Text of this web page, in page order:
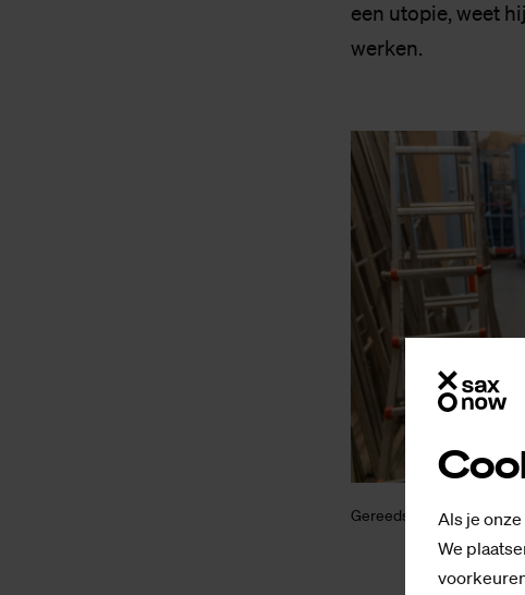
Als je
We
een utopie, weet
werken.
Gereedschap bij de